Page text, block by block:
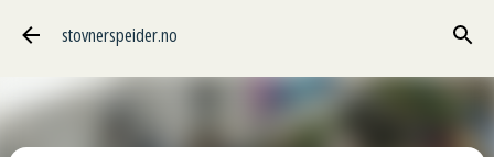
Gå til hovedinnhold
stovnerspeider.no